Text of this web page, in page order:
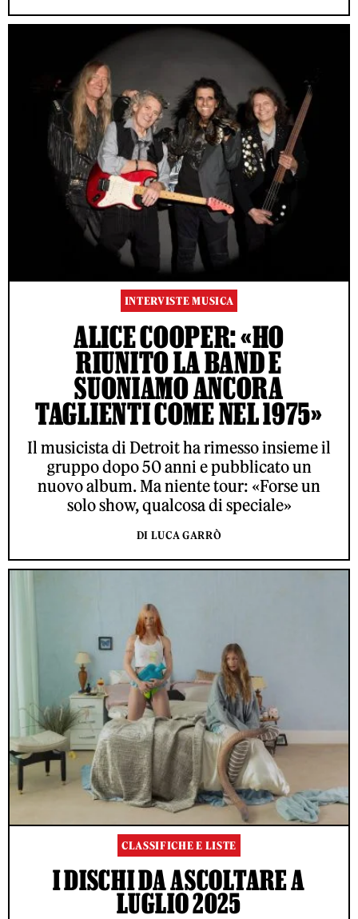
INTERVISTE MUSICA
ALICE COOPER: «HO
RIUNITO LA BAND E
SUONIAMO ANCORA
TAGLIENTI COME NEL 1975»
Il musicista di Detroit ha rimesso insieme il
gruppo dopo 50 anni e pubblicato un
nuovo album. Ma niente tour: «Forse un
solo show, qualcosa di speciale»
DI LUCA GARRÒ
CLASSIFICHE E LISTE
I DISCHI DA ASCOLTARE A
LUGLIO 2025